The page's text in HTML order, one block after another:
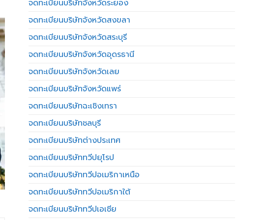
จดทะเบียนบริษัทจังหวัดระยอง
จดทะเบียนบริษัทจังหวัดสงขลา
จดทะเบียนบริษัทจังหวัดสระบุรี
จดทะเบียนบริษัทจังหวัดอุดรธานี
จดทะเบียนบริษัทจังหวัดเลย
จดทะเบียนบริษัทจังหวัดแพร่
จดทะเบียนบริษัทฉะเชิงเทรา
จดทะเบียนบริษัทชลบุรี
จดทะเบียนบริษัทต่างประเทศ
จดทะเบียนบริษัททวีปยุโรป
จดทะเบียนบริษัททวีปอเมริกาเหนือ
จดทะเบียนบริษัททวีปอเมริกาใต้
จดทะเบียนบริษัททวีปเอเชีย